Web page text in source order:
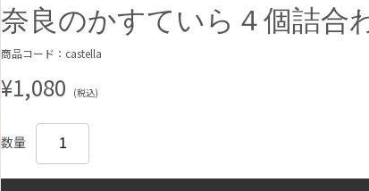
奈良のかすていら４個詰合
商品コード：castella
¥1,080 (税込)
数量